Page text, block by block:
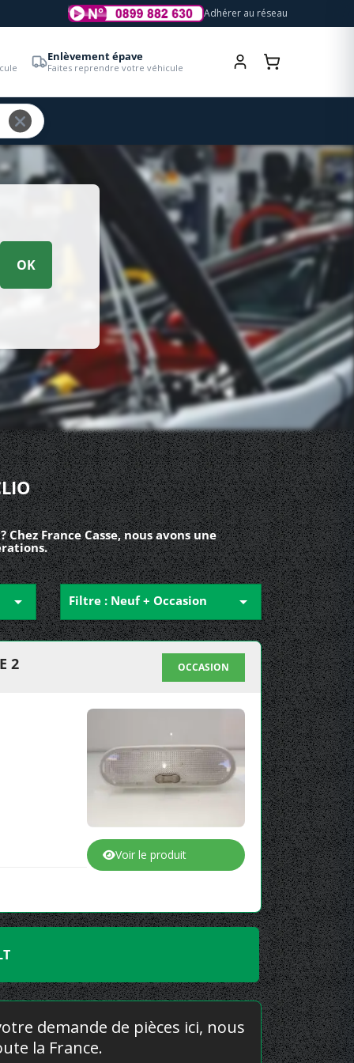
Adhérer au réseau
Enlèvement épave
Faites reprendre votre véhicule
OK
France Casse, nous avons une
 Filtre : Neuf + Occasion 
2 OCCASION
Voir le produit
demande de pièces ici, nous
la France.